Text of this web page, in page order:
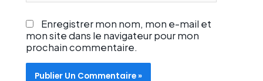
Enregistrer mon nom, mon e-mail et
mon site dans le navigateur pour mon
prochain commentaire.